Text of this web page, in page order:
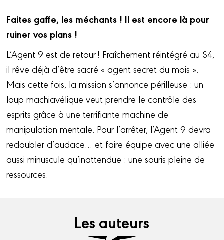
Faites gaffe, les méchants ! Il est encore là pour
ruiner vos plans !
L’Agent 9 est de retour ! Fraîchement réintégré au S4,
il rêve déjà d’être sacré « agent secret du mois ».
Mais cette fois, la mission s’annonce périlleuse : un
loup machiavélique veut prendre le contrôle des
esprits grâce à une terrifiante machine de
manipulation mentale. Pour l’arrêter, l’Agent 9 devra
redoubler d’audace… et faire équipe avec une alliée
aussi minuscule qu’inattendue : une souris pleine de
ressources.
Les auteurs